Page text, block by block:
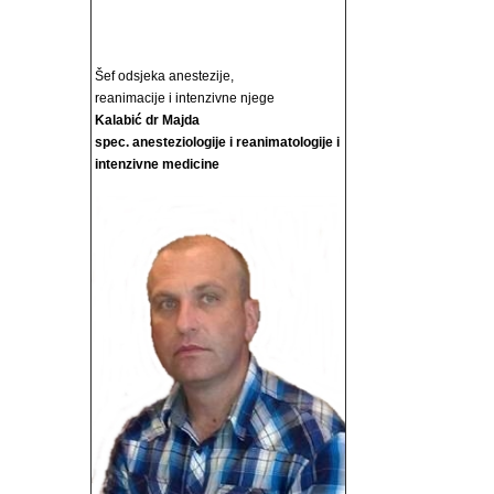
Šef odsjeka anestezije,
reanimacije i intenzivne njege
Kalabić dr Majda
spec. anesteziologije i reanimatologije i
intenzivne medicine